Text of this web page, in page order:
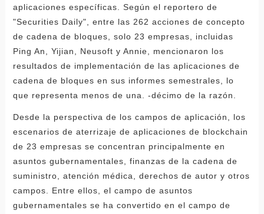
aplicaciones específicas. Según el reportero de
"Securities Daily", entre las 262 acciones de concepto
de cadena de bloques, solo 23 empresas, incluidas
Ping An, Yijian, Neusoft y Annie, mencionaron los
resultados de implementación de las aplicaciones de
cadena de bloques en sus informes semestrales, lo
que representa menos de una. -décimo de la razón.
Desde la perspectiva de los campos de aplicación, los
escenarios de aterrizaje de aplicaciones de blockchain
de 23 empresas se concentran principalmente en
asuntos gubernamentales, finanzas de la cadena de
suministro, atención médica, derechos de autor y otros
campos. Entre ellos, el campo de asuntos
gubernamentales se ha convertido en el campo de